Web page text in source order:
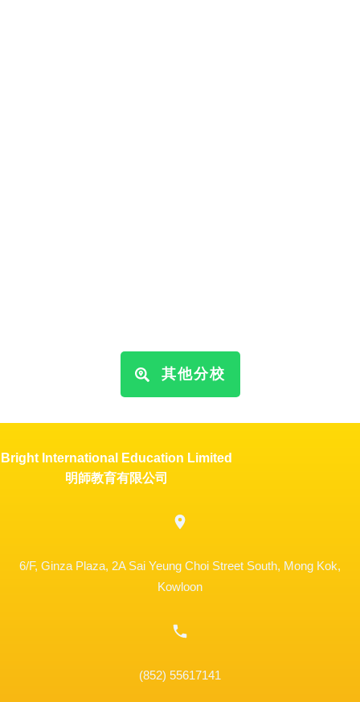
其他分校
Bright International Education Limited
明師教育有限公司
6/F, Ginza Plaza, 2A Sai Yeung Choi Street South, Mong Kok,
Kowloon
(852) 55617141